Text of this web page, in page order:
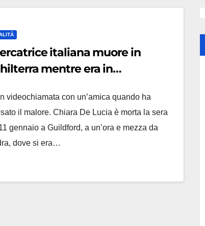
italiana muore in
mentre era in
per Chiara De Lucia
videochiamata con un’amica quando ha
il malore. Chiara De Lucia è morta la sera
gennaio a Guildford, a un’ora e mezza da
dove si era…